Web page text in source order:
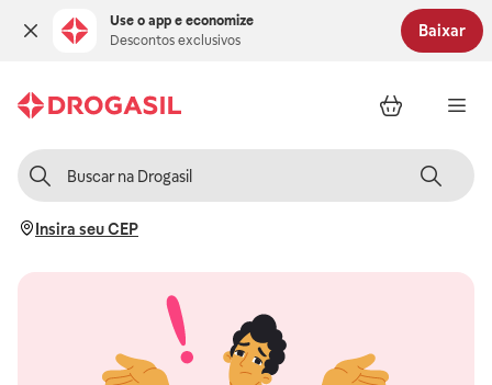
Use o app e economize
Descontos exclusivos
Baixar
Insira seu CEP